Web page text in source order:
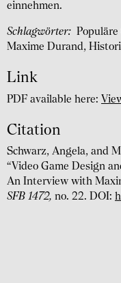
einnehmen.
Schlagwörter:
Maxime Durand,
Link
PDF available here:
Citation
Schwarz, Angela, and
“Video Game Design
An Interview with
SFB 1472, no. 22. DOI: